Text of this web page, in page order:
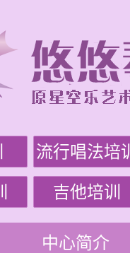
流行唱法培训
吉他培训
中心简介